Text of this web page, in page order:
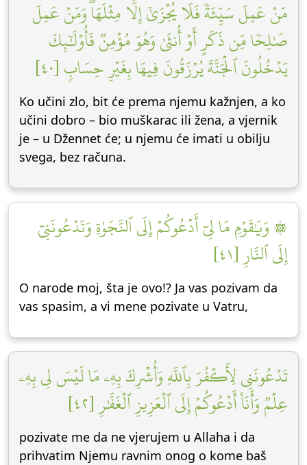
مَنۡ عَمِلَ سَيِّئَةٗ فَلَا يُجۡزَىٰٓ إِلَّا مِثۡلَهَاۖ وَمَنۡ عَمِلَ
صَٰلِحٗا مِّن ذَكَرٍ أَوۡ أُنثَىٰ وَهُوَ مُؤۡمِنٞ فَأُوْلَٰٓئِكَ
يَدۡخُلُونَ ٱلۡجَنَّةَ يُرۡزَقُونَ فِيهَا بِغَيۡرِ حِسَابٖ [٤٠]
Ko učini zlo, bit će prema njemu kažnjen, a ko
učini dobro – bio muškarac ili žena, a vjernik
je – u Džennet će; u njemu će imati u obilju
svega, bez računa.
۞ وَيَٰقَوۡمِ مَا لِيٓ أَدۡعُوكُمۡ إِلَى ٱلنَّجَوٰةِ وَتَدۡعُونَنِيٓ
إِلَى ٱلنَّارِ [٤١]
O narode moj, šta je ovo!? Ja vas pozivam da
vas spasim, a vi mene pozivate u Vatru,
تَدۡعُونَنِي لِأَكۡفُرَ بِٱللَّهِ وَأُشۡرِكَ بِهِۦ مَا لَيۡسَ لِي بِهِۦ
عِلۡمٞ وَأَنَا۠ أَدۡعُوكُمۡ إِلَى ٱلۡعَزِيزِ ٱلۡغَفَّٰرِ [٤٢]
pozivate me da ne vjerujem u Allaha i da
prihvatim Njemu ravnim onog o kome baš